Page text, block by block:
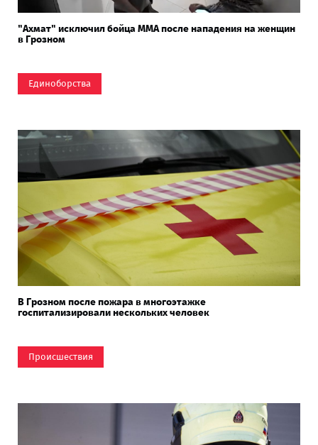
"Ахмат" исключил бойца ММА после нападения на женщин
в Грозном
Единоборства
В Грозном после пожара в многоэтажке
госпитализировали нескольких человек
Происшествия